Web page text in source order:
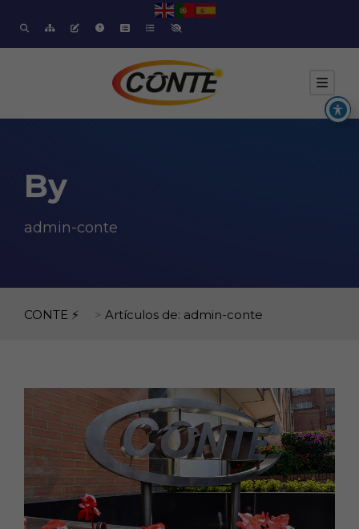
By
admin-conte
CONTE ⚡ > Artículos de: admin-conte